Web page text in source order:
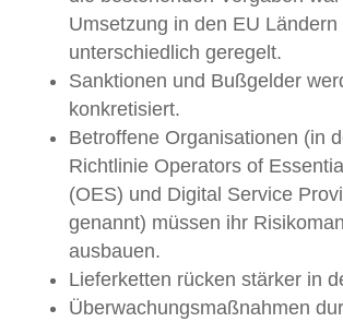
Umsetzung in den EU Ländern
unterschiedlich geregelt.
Sanktionen und Bußgelder
konkretisiert.
Betroffene Organisationen (in
Richtlinie Operators of
(OES) und Digital Service
genannt) müssen ihr
ausbauen.
Lieferketten rücken stärker in
Überwachungsmaßnahmen